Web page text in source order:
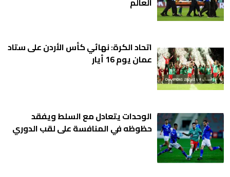
اتحاد الكرة: نهائي كأس الأردن على ستاد
عمان يوم 16 أيار
الوحدات يتعادل مع السلط ويفقد
حظوظه في المنافسة على لقب الدوري